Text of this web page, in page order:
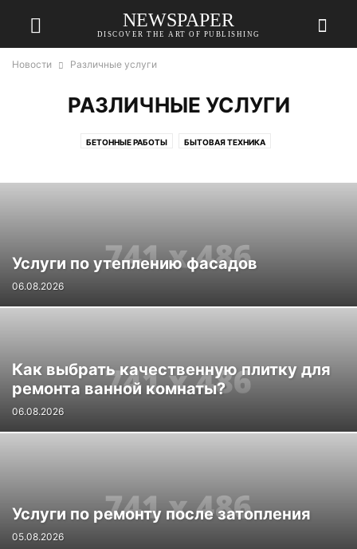
NEWSPAPER
DISCOVER THE ART OF PUBLISHING
Новости Различные услуги
РАЗЛИЧНЫЕ УСЛУГИ
БЕТОННЫЕ РАБОТЫ БЫТОВАЯ ТЕХНИКА
ИНСТРУМЕНТЫ И ОБОРУДОВАНИЕ КРОВЛЯ
СТРОИТЕЛЬНЫЕ И ОТДЕЛОЧНЫЕ МАТЕРИАЛЫ
Услуги по утеплению фасадов
06.08.2026
Как выбрать качественную плитку для
ремонта ванной комнаты?
06.08.2026
Услуги по ремонту после затопления
05.08.2026